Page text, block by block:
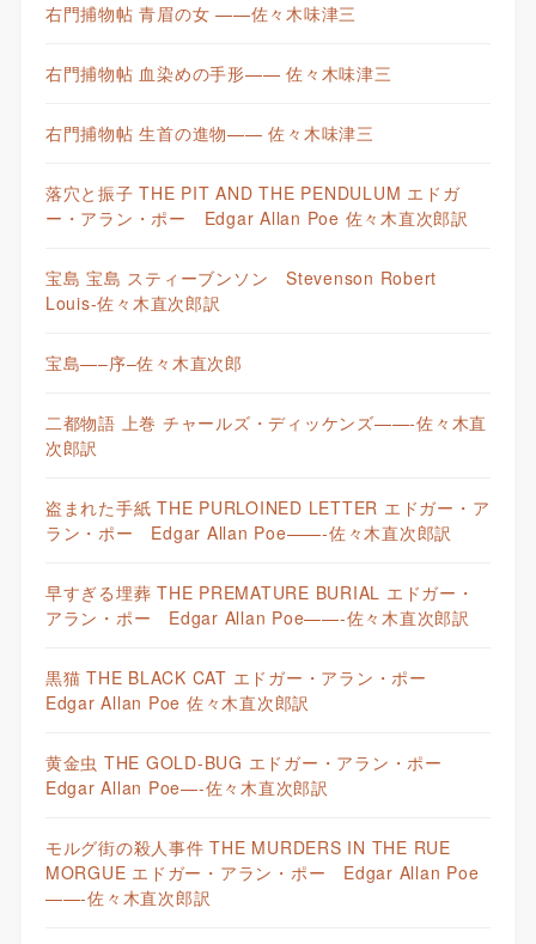
右門捕物帖 青眉の女 ——佐々木味津三
右門捕物帖 血染めの手形—— 佐々木味津三
右門捕物帖 生首の進物—— 佐々木味津三
落穴と振子 THE PIT AND THE PENDULUM エドガ
ー・アラン・ポー Edgar Allan Poe 佐々木直次郎訳
宝島 宝島 スティーブンソン Stevenson Robert
Louis-佐々木直次郎訳
宝島—–序–佐々木直次郎
二都物語 上巻 チャールズ・ディッケンズ——-佐々木直
次郎訳
盗まれた手紙 THE PURLOINED LETTER エドガー・ア
ラン・ポー Edgar Allan Poe——-佐々木直次郎訳
早すぎる埋葬 THE PREMATURE BURIAL エドガー・
アラン・ポー Edgar Allan Poe——-佐々木直次郎訳
黒猫 THE BLACK CAT エドガー・アラン・ポー
Edgar Allan Poe 佐々木直次郎訳
黄金虫 THE GOLD-BUG エドガー・アラン・ポー
Edgar Allan Poe—-佐々木直次郎訳
モルグ街の殺人事件 THE MURDERS IN THE RUE
MORGUE エドガー・アラン・ポー Edgar Allan Poe
——-佐々木直次郎訳